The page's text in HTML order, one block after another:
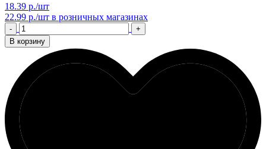
18.39 р./шт
22.99 р./шт в розничных магазинах
-
+
В корзину